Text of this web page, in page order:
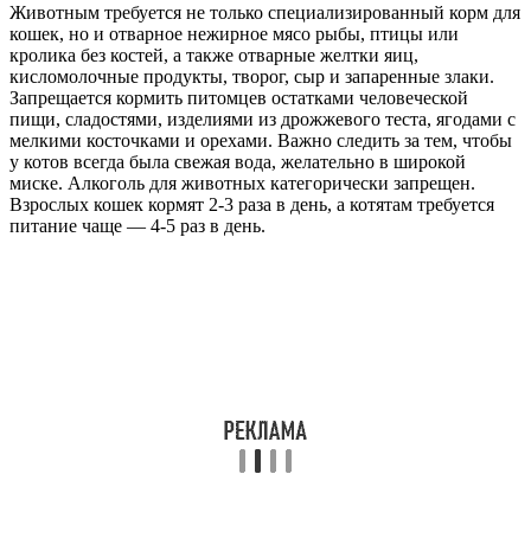
Животным требуется не только специализированный корм для
кошек, но и отварное нежирное мясо рыбы, птицы или
кролика без костей, а также отварные желтки яиц,
кисломолочные продукты, творог, сыр и запаренные злаки.
Запрещается кормить питомцев остатками человеческой
пищи, сладостями, изделиями из дрожжевого теста, ягодами с
мелкими косточками и орехами. Важно следить за тем, чтобы
у котов всегда была свежая вода, желательно в широкой
миске. Алкоголь для животных категорически запрещен.
Взрослых кошек кормят 2-3 раза в день, а котятам требуется
питание чаще — 4-5 раз в день.